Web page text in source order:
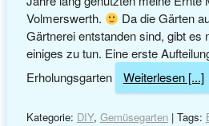
Volmerswerth.
Da die Gärten
Gärtnerei entstanden sind, gibt es
einiges zu tun. Eine erste
Erholungsgarten
Weiterlesen [...]
Kategorie: DIY, Gemüsegarten| Tags: